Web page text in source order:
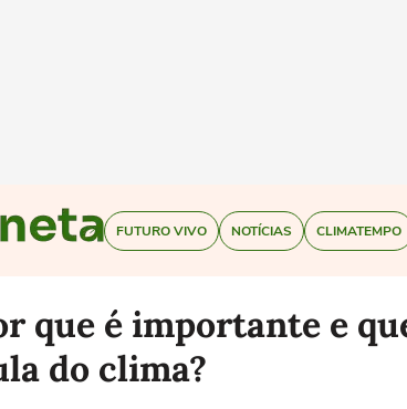
FUTURO VIVO NOTÍCIAS CLIMATEMPO
que é importante e
do clima?